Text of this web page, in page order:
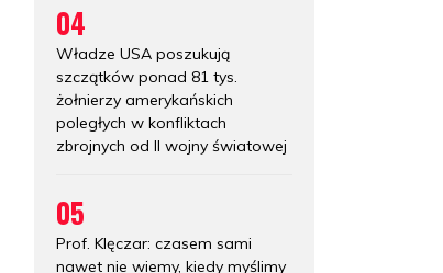
04
Władze USA poszukują
szczątków ponad 81 tys.
żołnierzy amerykańskich
poległych w konfliktach
zbrojnych od II wojny światowej
05
Prof. Klęczar: czasem sami
nawet nie wiemy, kiedy myślimy